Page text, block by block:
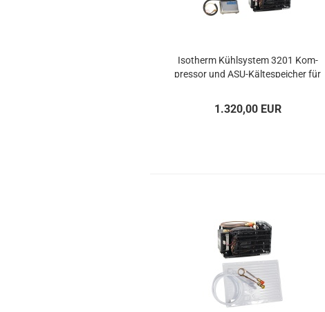
Iso­therm Kühl­sys­tem 3201 Kom­
pres­sor und ASU-​Käl­te­spei­cher für
1.320,00 EUR